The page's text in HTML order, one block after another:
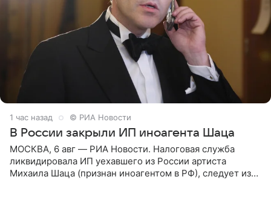
1 час назад © РИА Новости
В России закрыли ИП иноагента Шаца
МОСКВА, 6 авг — РИА Новости. Налоговая служба
ликвидировала ИП уехавшего из России артиста
Михаила Шаца (признан иноагентом в РФ), следует из